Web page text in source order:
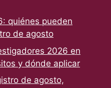
quiénes pueden
de agosto
2026 en
y dónde aplicar
de agosto,